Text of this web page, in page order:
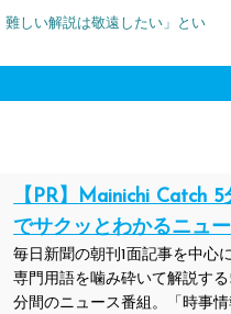
しい解説は敬遠したい」とい
【PR】 Mainichi Catch 5
でサクッとわかるニュ
毎日新聞の朝刊1面記事を中心に
専門用語を噛み砕いて解説する
分間のニュース番組。「時事